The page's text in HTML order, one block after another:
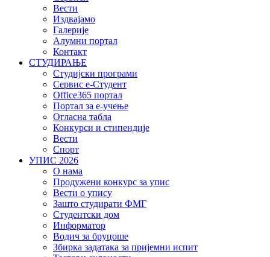
Вести
Издвајамо
Галерије
Алумни портал
Контакт
СТУДИРАЊЕ
Студијски програми
Сервис е-Студент
Office365 портал
Портал за е-учење
Огласна табла
Конкурси и стипендије
Вести
Спорт
УПИС 2026
О нама
Продужени конкурс за упис
Вести о упису
Зашто студирати ФМГ
Студентски дом
Информатор
Водич за бруцоше
Збиркa задатака за пријемни испит